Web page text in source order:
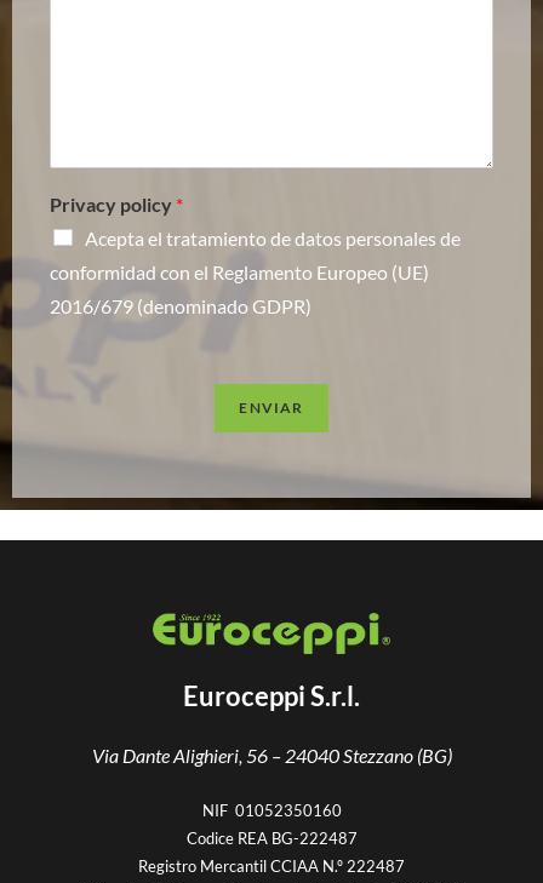
Privacy policy *
Acepta el tratamiento de datos personales de
conformidad con el Reglamento Europeo (UE)
2016/679 (denominado GDPR)
ENVIAR
Euroceppi S.r.l.
Via Dante Alighieri, 56 – 24040 Stezzano (BG)
NIF 01052350160
Codice REA BG-222487
Registro Mercantil CCIAA N.º 222487